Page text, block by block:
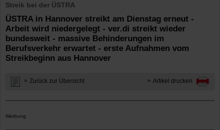
Streik bei der ÜSTRA
ÜSTRA in Hannover streikt am Dienstag erneut -
Arbeit wird niedergelegt - ver.di streikt wieder
bundesweit - massive Behinderungen im
Berufsverkehr erwartet - erste Aufnahmen vom
Streikbeginn aus Hannover
Zurück zur Übersicht Artikel drucken
Werbung